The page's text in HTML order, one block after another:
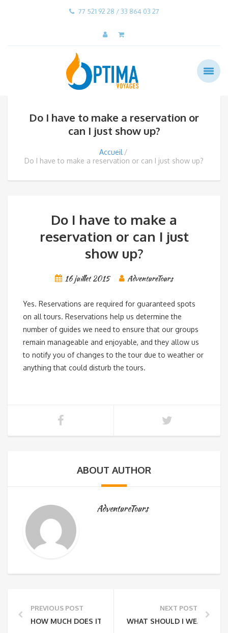
77 521 92 28 / 33 864 03 27
Do I have to make a reservation or
can I just show up?
Accueil
Do I have to make a reservation or can I just show up?
Do I have to make a
reservation or can I just
show up?
16 juillet 2015 AdventureTours
Yes. Reservations are required for guaranteed spots
on all tours. Reservations help us determine the
number of guides we need to ensure that our groups
remain manageable and enjoyable, and they allow us
to notify you of changes to the tour due to weather or
anything that could disturb the tours.
ABOUT AUTHOR
AdventureTours
PREVIOUS POST
HOW MUCH DOES IT COST TO DO A PRIVATE TOUR?
NEXT POST
WHAT SHOULD I WEAR?